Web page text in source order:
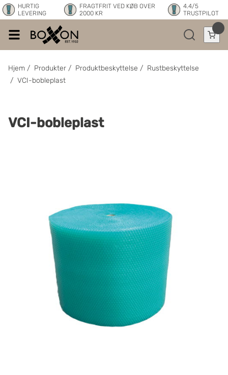
HURTIG
LEVERING
FRAGTFRIT VED KØB OVER
2000 KR
4.4/5
TRUSTPILOT
Hjem / Produkter / Produktbeskyttelse / Rustbeskyttelse
/ VCI-bobleplast
VCI-bobleplast